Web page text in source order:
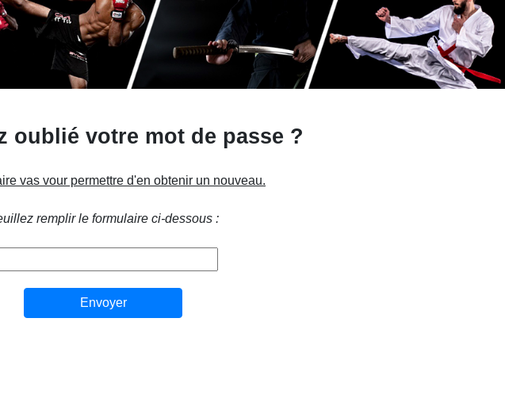
oublié votre mot de passe ?
vas vour permettre d'en obtenir un nouveau.
remplir le formulaire ci-dessous :